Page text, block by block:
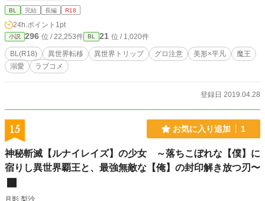
BL 完結 長編 R18
24h.ポイント 1pt
小説 296 位 / 22,253件 BL 21 位 / 1,020件
BL(R18) 異世界転移 異世界トリップ グロ注意 美形×平凡
魔王
溺愛
ラブコメ
登録日 2019.04.28
15 お気に入り追加 1
神秘斬滅【ルナイレイズ】の少女 ～落ちこぼれな【僕】に
宿りし異世界覇王と、最強無敵な【俺】の封印解き放つ刃〜
月影 梨沙